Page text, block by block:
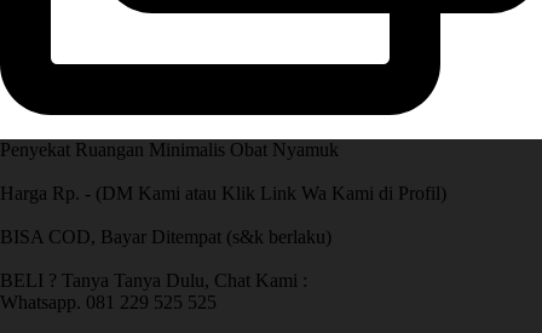
Penyekat Ruangan Minimalis Obat Nyamuk
Harga Rp. - (DM Kami atau Klik Link Wa Kami di Profil)
BISA COD, Bayar Ditempat (s&k berlaku)
BELI ? Tanya Tanya Dulu, Chat Kami :
Whatsapp. 081 229 525 525